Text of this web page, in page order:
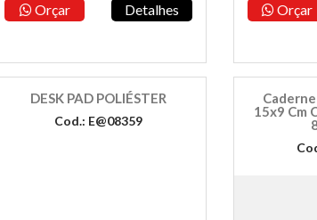
Orçar Detalhes Orçar
DESK PAD POLIÉSTER
Cod.: E@08359
15x9 Cm